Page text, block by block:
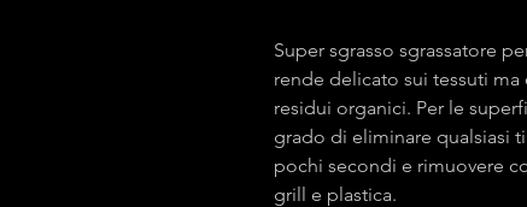
Super sgrasso sgrassatore
rende delicato sui tessuti
residui organici. Per le
grado di eliminare qualsiasi
pochi secondi e rimuovere
grill e plastica.